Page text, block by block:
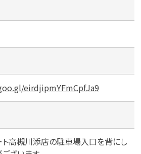
eirdjipmYFmCpfJa9
ト高槻川添店の駐車場入口を背にし